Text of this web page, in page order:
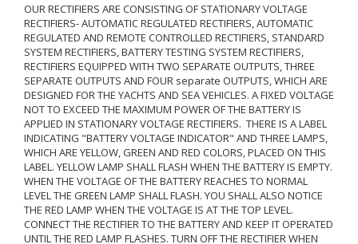
OUR RECTIFIERS ARE CONSISTING OF STATIONARY VOLTAGE
RECTIFIERS- AUTOMATIC REGULATED RECTIFIERS, AUTOMATIC
REGULATED AND REMOTE CONTROLLED RECTIFIERS, STANDARD
SYSTEM RECTIFIERS, BATTERY TESTING SYSTEM RECTIFIERS,
RECTIFIERS EQUIPPED WITH TWO SEPARATE OUTPUTS, THREE
SEPARATE OUTPUTS AND FOUR separate OUTPUTS, WHICH ARE
DESIGNED FOR THE YACHTS AND SEA VEHICLES. A FIXED VOLTAGE
NOT TO EXCEED THE MAXIMUM POWER OF THE BATTERY IS
APPLIED IN STATIONARY VOLTAGE RECTIFIERS. THERE IS A LABEL
INDICATING "BATTERY VOLTAGE INDICATOR" AND THREE LAMPS,
WHICH ARE YELLOW, GREEN AND RED COLORS, PLACED ON THIS
LABEL. YELLOW LAMP SHALL FLASH WHEN THE BATTERY IS EMPTY.
WHEN THE VOLTAGE OF THE BATTERY REACHES TO NORMAL
LEVEL THE GREEN LAMP SHALL FLASH. YOU SHALL ALSO NOTICE
THE RED LAMP WHEN THE VOLTAGE IS AT THE TOP LEVEL.
CONNECT THE RECTIFIER TO THE BATTERY AND KEEP IT OPERATED
UNTIL THE RED LAMP FLASHES. TURN OFF THE RECTIFIER WHEN